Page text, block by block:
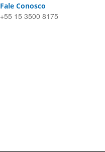
Fale Conosco
+55 15 3500 8175